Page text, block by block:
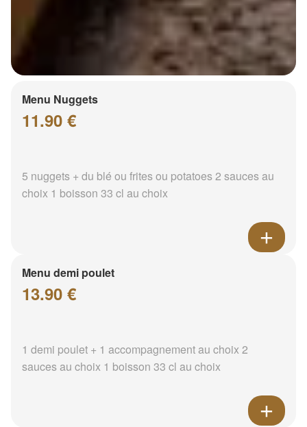
Menu Nuggets
11.90 €
5 nuggets + du blé ou frites ou potatoes 2 sauces au
choix 1 boisson 33 cl au choix
Menu demi poulet
13.90 €
1 demi poulet + 1 accompagnement au choix 2
sauces au choix 1 boisson 33 cl au choix